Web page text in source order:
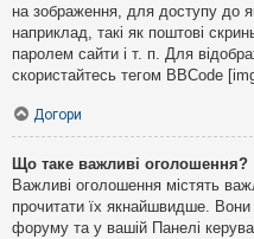
на зображення, для доступу до
наприклад, такі як поштові
паролем сайти і т. п. Для
скористайтесь тегом BBCode
Догори
Що таке важливі оголошення?
Важливі оголошення містять
прочитати їх якнайшвидше. Вони
форуму та у вашій Панелі